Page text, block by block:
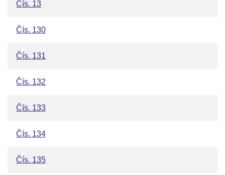
Čís. 13
Čís. 130
Čís. 131
Čís. 132
Čís. 133
Čís. 134
Čís. 135